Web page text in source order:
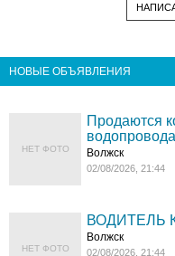
НОВЫЕ ОБЪЯВЛЕНИЯ
НЕТ ФОТО
Продаются
Волжск
02/08/2026, 21:44
НЕТ ФОТО
ВОДИТЕЛЬ
Волжск
02/08/2026, 21:44